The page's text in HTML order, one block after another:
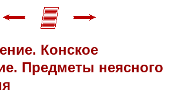
Конское
Предметы неясного